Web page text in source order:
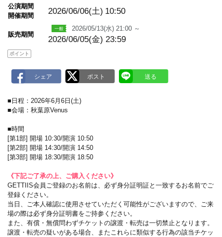
公演期間
開催期間
2026/06/06(土) 10:50
販売期間
2026/05/13(水) 21:00 ～
2026/06/05(金) 23:59
ポイント
■日程：2026年6月6日(土)
■会場：秋葉原Venus
■時間
[第1部] 開場 10:30/開演 10:50
[第2部] 開場 14:30/開演 14:50
[第3部] 開場 18:30/開演 18:50
《下記ご了承の上、ご購入ください》
GETTIIS会員ご登録のお名前は、必ず身分証明証と一致するお名前でご
登録ください。
当日、ご本人確認に使用させていただく可能性がございますので、ご来
場の際は必ず身分証明書をご持参ください。
また、有償・無償問わずチケットの譲渡・転売は一切禁止となります。
譲渡・転売の疑いがある場合、またこれらに類似する行為の該当チケッ